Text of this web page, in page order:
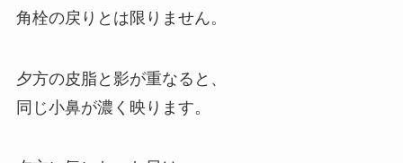
角栓の戻りとは限りません。
夕方の皮脂と影が重なると、
同じ小鼻が濃く映ります。